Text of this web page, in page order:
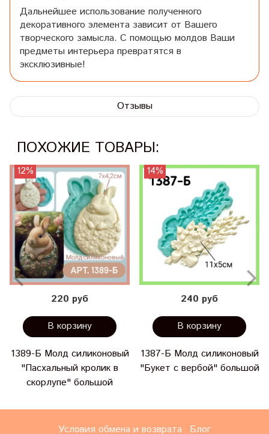
Дальнейшее использование полученного
декоративного элемента зависит от Вашего
творческого замысла. С помощью молдов Ваши
предметы интерьера превратятся в
эксклюзивные!
Отзывы
ПОХОЖИЕ ТОВАРЫ:
12%
220 руб
В корзину
1389-Б Молд силиконовый
"Пасхальный кролик в
скорлупе" большой
14%
240 руб
В корзину
1387-Б Молд силиконовый
"Букет с вербой" большой
Условия обмена и возврата Блог